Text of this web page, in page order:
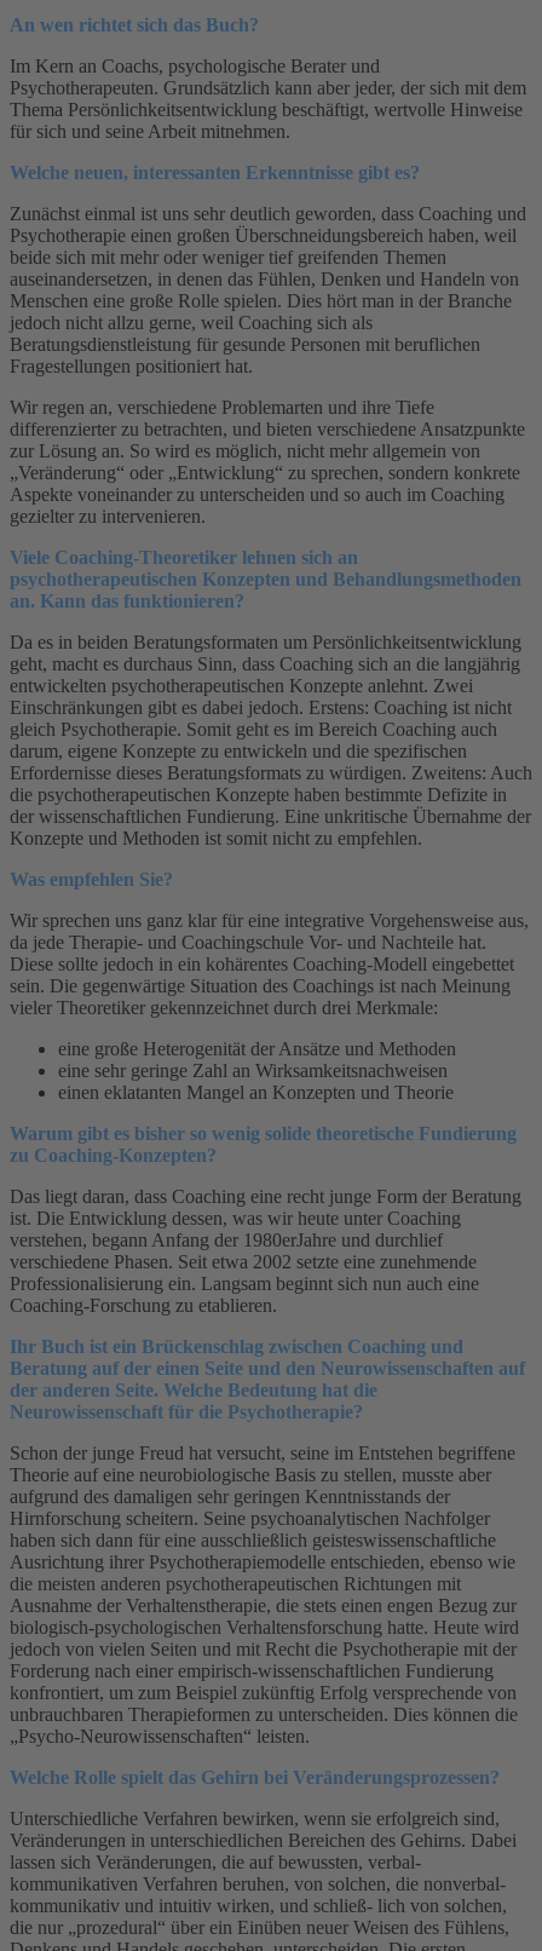
An wen richtet sich das Buch?
Im Kern an Coachs, psychologische Berater und
Psychotherapeuten. Grundsätzlich kann aber jeder, der sich mit dem
Thema Persönlichkeitsentwicklung beschäftigt, wertvolle Hinweise
für sich und seine Arbeit mitnehmen.
Welche neuen, interessanten Erkenntnisse gibt es?
Zunächst einmal ist uns sehr deutlich geworden, dass Coaching und
Psychotherapie einen großen Überschneidungsbereich haben, weil
beide sich mit mehr oder weniger tief greifenden Themen
auseinandersetzen, in denen das Fühlen, Denken und Handeln von
Menschen eine große Rolle spielen. Dies hört man in der Branche
jedoch nicht allzu gerne, weil Coaching sich als
Beratungsdienstleistung für gesunde Personen mit beruflichen
Fragestellungen positioniert hat.
Wir regen an, verschiedene Problemarten und ihre Tiefe
differenzierter zu betrachten, und bieten verschiedene Ansatzpunkte
zur Lösung an. So wird es möglich, nicht mehr allgemein von
„Veränderung“ oder „Entwicklung“ zu sprechen, sondern konkrete
Aspekte voneinander zu unterscheiden und so auch im Coaching
gezielter zu intervenieren.
Viele Coaching-Theoretiker lehnen sich an
psychotherapeutischen Konzepten und Behandlungsmethoden
an. Kann das funktionieren?
Da es in beiden Beratungsformaten um Persönlichkeitsentwicklung
geht, macht es durchaus Sinn, dass Coaching sich an die langjährig
entwickelten psychotherapeutischen Konzepte anlehnt. Zwei
Einschränkungen gibt es dabei jedoch. Erstens: Coaching ist nicht
gleich Psychotherapie. Somit geht es im Bereich Coaching auch
darum, eigene Konzepte zu entwickeln und die spezifischen
Erfordernisse dieses Beratungsformats zu würdigen. Zweitens: Auch
die psychotherapeutischen Konzepte haben bestimmte Defizite in
der wissenschaftlichen Fundierung. Eine unkritische Übernahme der
Konzepte und Methoden ist somit nicht zu empfehlen.
Was empfehlen Sie?
Wir sprechen uns ganz klar für eine integrative Vorgehensweise aus,
da jede Therapie- und Coachingschule Vor- und Nachteile hat.
Diese sollte jedoch in ein kohärentes Coaching-Modell eingebettet
sein. Die gegenwärtige Situation des Coachings ist nach Meinung
vieler Theoretiker gekennzeichnet durch drei Merkmale:
eine große Heterogenität der Ansätze und Methoden
eine sehr geringe Zahl an Wirksamkeitsnachweisen
einen eklatanten Mangel an Konzepten und Theorie
Warum gibt es bisher so wenig solide theoretische Fundierung
zu Coaching-Konzepten?
Das liegt daran, dass Coaching eine recht junge Form der Beratung
ist. Die Entwicklung dessen, was wir heute unter Coaching
verstehen, begann Anfang der 1980erJahre und durchlief
verschiedene Phasen. Seit etwa 2002 setzte eine zunehmende
Professionalisierung ein. Langsam beginnt sich nun auch eine
Coaching-Forschung zu etablieren.
Ihr Buch ist ein Brückenschlag zwischen Coaching und
Beratung auf der einen Seite und den Neurowissenschaften auf
der anderen Seite. Welche Bedeutung hat die
Neurowissenschaft für die Psychotherapie?
Schon der junge Freud hat versucht, seine im Entstehen begriffene
Theorie auf eine neurobiologische Basis zu stellen, musste aber
aufgrund des damaligen sehr geringen Kenntnisstands der
Hirnforschung scheitern. Seine psychoanalytischen Nachfolger
haben sich dann für eine ausschließlich geisteswissenschaftliche
Ausrichtung ihrer Psychotherapiemodelle entschieden, ebenso wie
die meisten anderen psychotherapeutischen Richtungen mit
Ausnahme der Verhaltenstherapie, die stets einen engen Bezug zur
biologisch-psychologischen Verhaltensforschung hatte. Heute wird
jedoch von vielen Seiten und mit Recht die Psychotherapie mit der
Forderung nach einer empirisch-wissenschaftlichen Fundierung
konfrontiert, um zum Beispiel zukünftig Erfolg versprechende von
unbrauchbaren Therapieformen zu unterscheiden. Dies können die
„Psycho-Neurowissenschaften“ leisten.
Welche Rolle spielt das Gehirn bei Veränderungsprozessen?
Unterschiedliche Verfahren bewirken, wenn sie erfolgreich sind,
Veränderungen in unterschiedlichen Bereichen des Gehirns. Dabei
lassen sich Veränderungen, die auf bewussten, verbal-
kommunikativen Verfahren beruhen, von solchen, die nonverbal-
kommunikativ und intuitiv wirken, und schließ- lich von solchen,
die nur „prozedural“ über ein Einüben neuer Weisen des Fühlens,